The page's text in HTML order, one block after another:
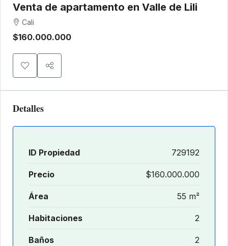
Venta de apartamento en Valle de Lili
Cali
$160.000.000
Detalles
ID Propiedad 729192
Precio $160.000.000
Área 55 m²
Habitaciones 2
Baños 2